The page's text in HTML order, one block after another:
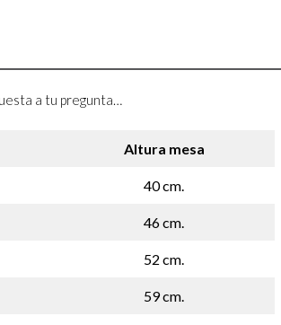
a tu pregunta…
Altura mesa
40 cm.
46 cm.
52 cm.
59 cm.